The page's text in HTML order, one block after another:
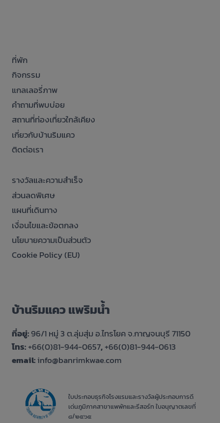
ที่พัก
กิจกรรม
แกลเลอรี่ภาพ
คำถามที่พบบ่อย
สถานที่ท่องเที่ยวใกล้เคียง
เกี่ยวกับบ้านริมแคว
ติดต่อเรา
รางวัลและความสำเร็จ
ส่วนลดพิเศษ
แผนที่เดินทาง
เงื่อนไขและข้อตกลง
นโยบายความเป็นส่วนตัว
Cookie Policy (EU)
บ้านริมแคว แพริมน้ำ
ที่อยู่:96/1 หมู่ 3 ต.ลุ่มสุ่ม อ.ไทรโยค จ.กาญจนบุรี 71150
โทร:+66(0)81-944-0657,+66(0)81-944-0613
email:info@banrimkwae.com
ใบประกอบธุรกิจโรงแรมและรางวัลผู้ประกอบการดี
เด่นภูมิภาคสาขาแพพักและรีสอร์ท ใบอนุญาตเลขที่
๘/๒๕๖๕